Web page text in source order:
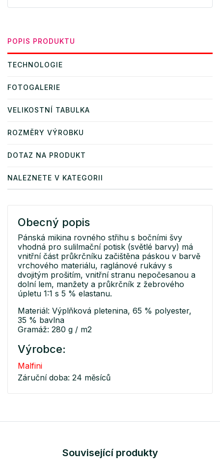
POPIS PRODUKTU
TECHNOLOGIE
FOTOGALERIE
VELIKOSTNÍ TABULKA
ROZMĚRY VÝROBKU
DOTAZ NA PRODUKT
NALEZNETE V KATEGORII
Obecný popis
Pánská mikina rovného střihu s bočními švy
vhodná pro sulilmační potisk (světlé barvy) má
vnitřní část průkrčníku začištěna páskou v barvě
vrchového materiálu, raglánové rukávy s
dvojitým prošitím, vnitřní stranu nepočesanou a
dolní lem, manžety a průkrčník z žebrového
úpletu 1:1 s 5 % elastanu.
Materiál: Výplňková pletenina, 65 % polyester,
35 % bavlna
Gramáž: 280 g / m2
Výrobce:
Malfini
Záruční doba: 24 měsíců
Související produkty